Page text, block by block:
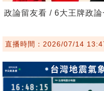
政論留友看 / 6大王牌政
直播時間：2026/07/14